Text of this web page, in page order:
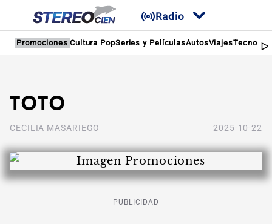
Radio
Promociones Cultura PopSeries y PelículasAutosViajes
Toto
CECILIA MASARIEGO 2025-10-22
PUBLICIDAD